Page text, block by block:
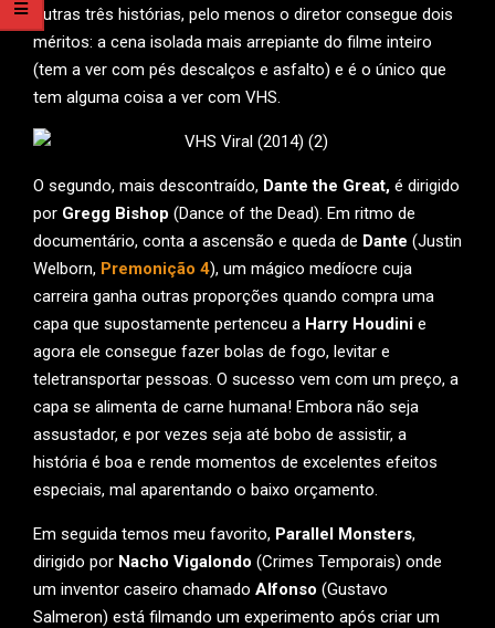
outras três histórias, pelo menos o diretor consegue dois
méritos: a cena isolada mais arrepiante do filme inteiro
(tem a ver com pés descalços e asfalto) e é o único que
tem alguma coisa a ver com VHS.
O segundo, mais descontraído, Dante the Great, é dirigido
por Gregg Bishop (Dance of the Dead). Em ritmo de
documentário, conta a ascensão e queda de Dante (Justin
Welborn, Premonição 4), um mágico medíocre cuja
carreira ganha outras proporções quando compra uma
capa que supostamente pertenceu a Harry Houdini e
agora ele consegue fazer bolas de fogo, levitar e
teletransportar pessoas. O sucesso vem com um preço, a
capa se alimenta de carne humana! Embora não seja
assustador, e por vezes seja até bobo de assistir, a
história é boa e rende momentos de excelentes efeitos
especiais, mal aparentando o baixo orçamento.
Em seguida temos meu favorito, Parallel Monsters,
dirigido por Nacho Vigalondo (Crimes Temporais) onde
um inventor caseiro chamado Alfonso (Gustavo
Salmeron) está filmando um experimento após criar um